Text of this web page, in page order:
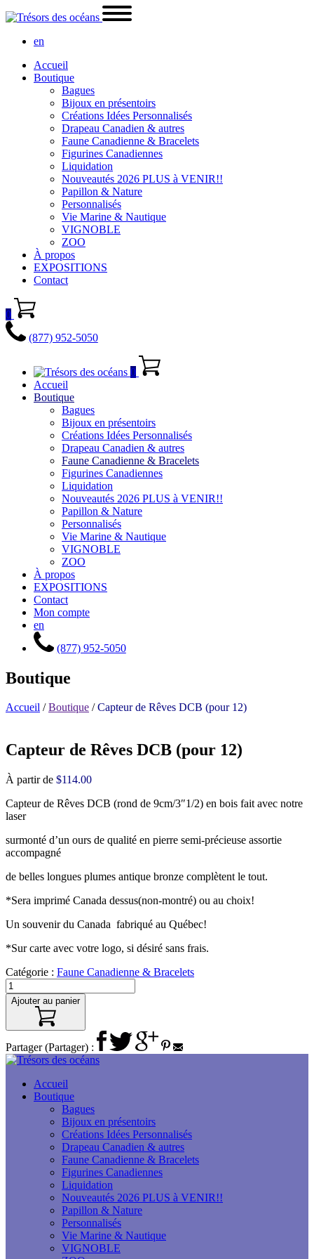
en
Accueil
Boutique
Bagues
Bijoux en présentoirs
Créations Idées Personnalisés
Drapeau Canadien & autres
Faune Canadienne & Bracelets
Figurines Canadiennes
Liquidation
Nouveautés 2026 PLUS à VENIR!!
Papillon & Nature
Personnalisés
Vie Marine & Nautique
VIGNOBLE
ZOO
À propos
EXPOSITIONS
Contact
0
(877) 952-5050
0
Accueil
Boutique
Bagues
Bijoux en présentoirs
Créations Idées Personnalisés
Drapeau Canadien & autres
Faune Canadienne & Bracelets
Figurines Canadiennes
Liquidation
Nouveautés 2026 PLUS à VENIR!!
Papillon & Nature
Personnalisés
Vie Marine & Nautique
VIGNOBLE
ZOO
À propos
EXPOSITIONS
Contact
Mon compte
en
(877) 952-5050
Boutique
Accueil /Boutique /Capteur de Rêves DCB (pour 12)
Capteur de Rêves DCB (pour 12)
À partir de $114.00
Capteur de Rêves DCB (rond de 9cm/3″1/2) en bois fait avec notre
laser
surmonté d’un ours de qualité en pierre semi-précieuse assortie
accompagné
de belles longues plumes antique bronze complètent le tout.
*Sera imprimé Canada dessus(non-montré) ou au choix!
Un souvenir du Canada fabriqué au Québec!
*Sur carte avec votre logo, si désiré sans frais.
Catégorie : Faune Canadienne & Bracelets
Ajouter au panier
Partager (Partager) :
Accueil
Boutique
Bagues
Bijoux en présentoirs
Créations Idées Personnalisés
Drapeau Canadien & autres
Faune Canadienne & Bracelets
Figurines Canadiennes
Liquidation
Nouveautés 2026 PLUS à VENIR!!
Papillon & Nature
Personnalisés
Vie Marine & Nautique
VIGNOBLE